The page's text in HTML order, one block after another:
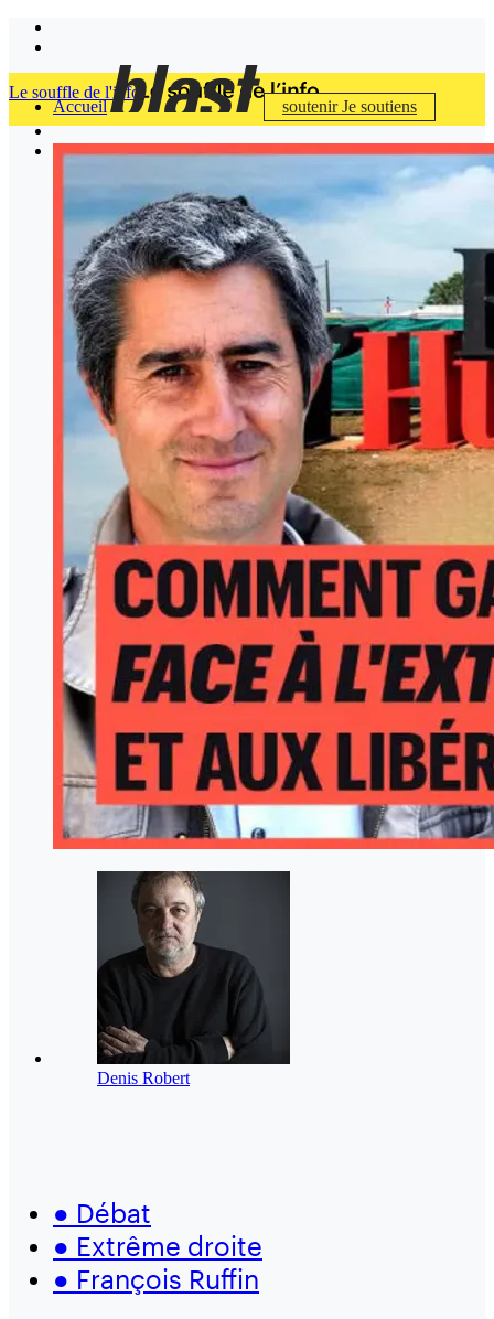
Accueil soutenirJe soutiens
Le souffle de l'info
Denis Robert
● Débat
● Extrême droite
● François Ruffin